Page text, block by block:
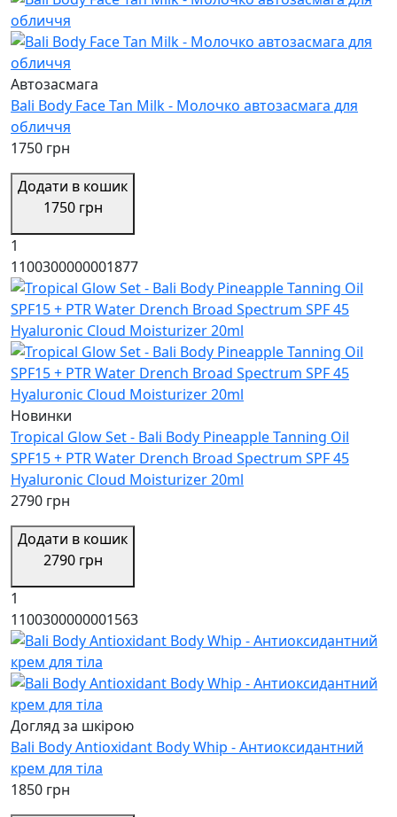
Автозасмага
Bali Body Face Tan Milk - Молочко автозасмага для
обличчя
1750 грн
Додати в кошик
1750 грн
1
1100300000001877
Новинки
Tropical Glow Set - Bali Body Pineapple Tanning Oil
SPF15 + PTR Water Drench Broad Spectrum SPF 45
Hyaluronic Cloud Moisturizer 20ml
2790 грн
Додати в кошик
2790 грн
1
1100300000001563
Догляд за шкірою
Bali Body Antioxidant Body Whip - Антиоксидантний
крем для тіла
1850 грн